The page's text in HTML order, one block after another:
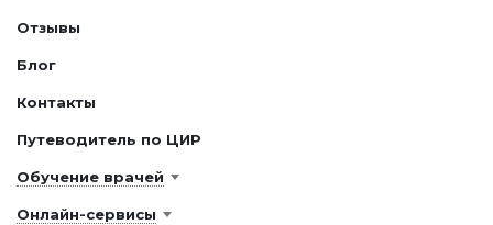
Отзывы
Блог
Контакты
Путеводитель по ЦИР
Обучение врачей
Онлайн-сервисы